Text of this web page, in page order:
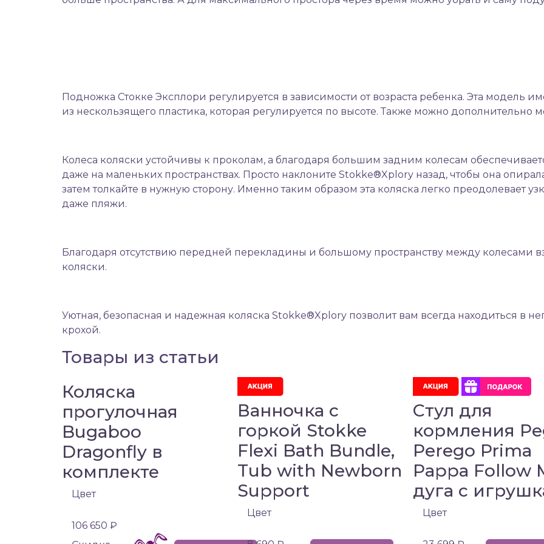
Подножка Стокке Эксплори регулируется в зависимости от возраста ребенка. Эта модель
из нескользящего пластика, которая регулируется по высоте. Также можно дополнительно
Колеса коляски устойчивы к проколам, а благодаря большим задним колесам
даже на маленьких пространствах. Просто наклоните Stokke®Xplory назад, чтобы она
затем толкайте в нужную сторону. Именно таким образом эта коляска легко преодолевает
даже пляжи.
Благодаря отсутствию передней перекладины и большому пространству между колесами
коляски.
Уютная, безопасная и надежная коляска Stokke®Xplory позволит вам всегда находиться в
крохой.
Товары из статьи
Коляска
прогулочная
Bugaboo
Dragonfly в
комплекте
Цвет
106 650 ₽
Ванночка с
горкой Stokke
Flexi Bath Bundle,
Tub with Newborn
Support
Цвет
Стул для
кормления
Perego Prima
Pappa Follow
дуга с
Цвет